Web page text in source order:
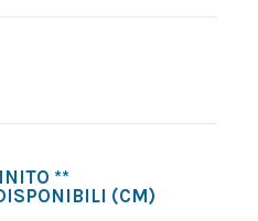
**
(CM)